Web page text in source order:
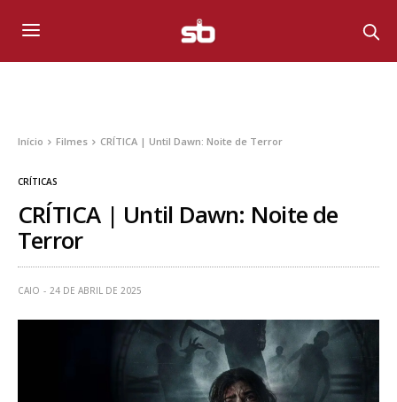
Início Filmes CRÍTICA | Until Dawn: Noite de Terror
CRÍTICAS
CRÍTICA | Until Dawn: Noite de
Terror
CAIO 24 DE ABRIL DE 2025